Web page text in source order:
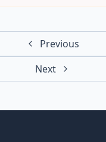
Previous
Next